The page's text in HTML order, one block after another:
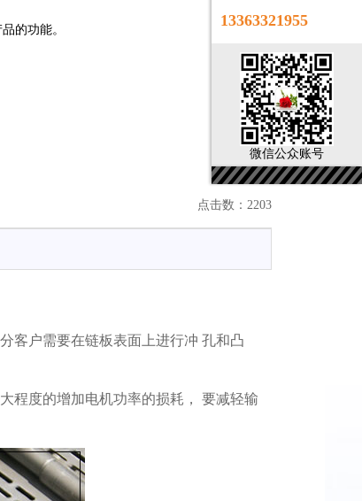
的功能。
点击数：2203
客户需要在链板表面上进行冲 孔和凸
程度的增加电机功率的损耗， 要减轻输
13363321955
微信公众账号